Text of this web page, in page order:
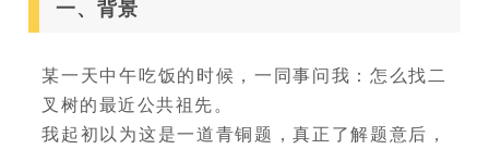
一、背景
某一天中午吃饭的时候，一同事问我：怎么找二
叉树的最近公共祖先。
我起初以为这是一道青铜题，真正了解题意后，